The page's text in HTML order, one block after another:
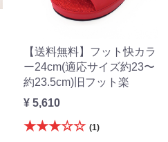
【送料無料】フット快カラ
ー24cm(適応サイズ約23〜
約23.5cm)旧フット楽
¥ 5,610
★★★☆☆ (1)